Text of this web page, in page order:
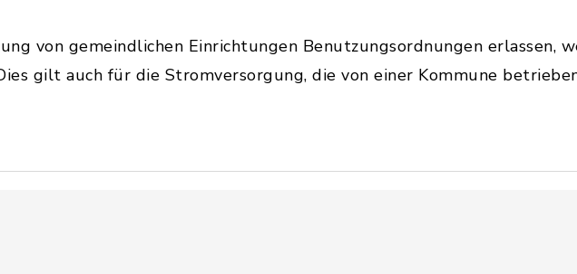
von gemeindlichen Einrichtungen Benutzungsordnungen erlassen,
gilt auch für die Stromversorgung, die von einer Kommune